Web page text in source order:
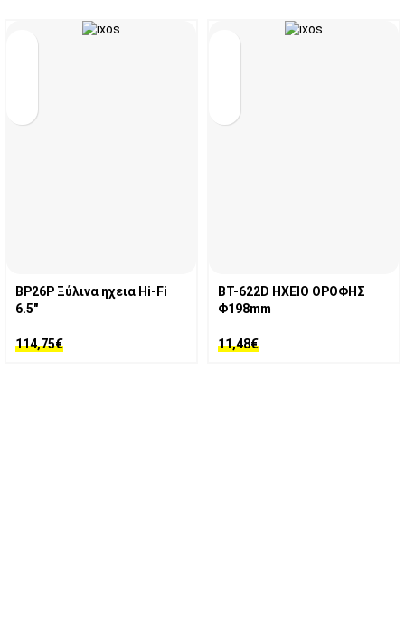
BP26P Ξύλινα ηχεια Hi-Fi
6.5″
114,75€
BT-622D ΗΧΕΙΟ ΟΡΟΦΗΣ
Φ198mm
11,48€